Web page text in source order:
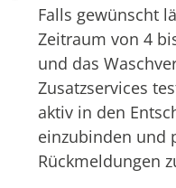
Falls gewünscht
Zeitraum von 4
und das
Zusatzservices
aktiv in den
einzubinden und
Rückmeldungen